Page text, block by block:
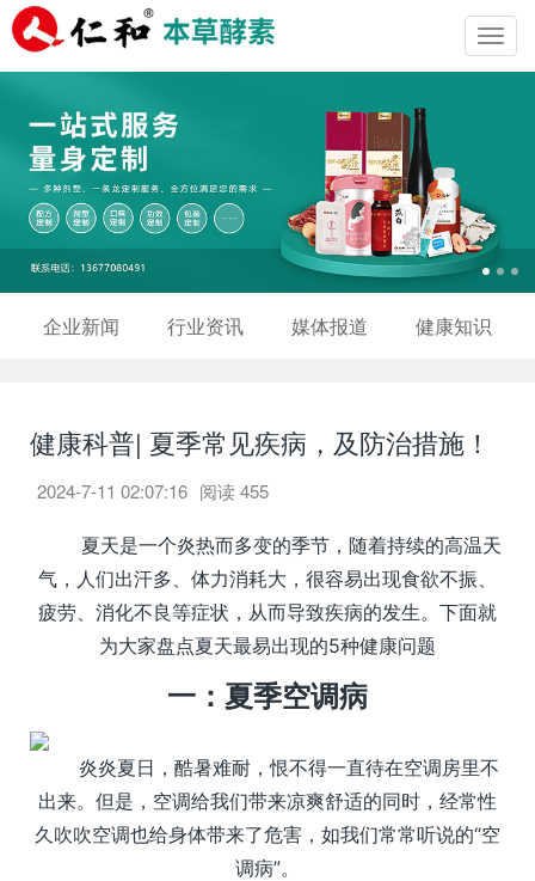
企业新闻 行业资讯 媒体报道 健康知识
健康科普| 夏季常见疾病，及防治措施！
2024-7-11 02:07:16 阅读455
夏天是一个炎热而多变的季节，随着持续的高温天
气，人们出汗多、体力消耗大，很容易出现食欲不振、
疲劳、消化不良等症状，从而导致疾病的发生。下面就
为大家盘点夏天最易出现的5种健康问题
一：夏季空调病
炎炎夏日，酷暑难耐，恨不得一直待在空调房里不
出来。但是，空调给我们带来凉爽舒适的同时，经常性
久吹吹空调也给身体带来了危害，如我们常常听说的“空
调病”。